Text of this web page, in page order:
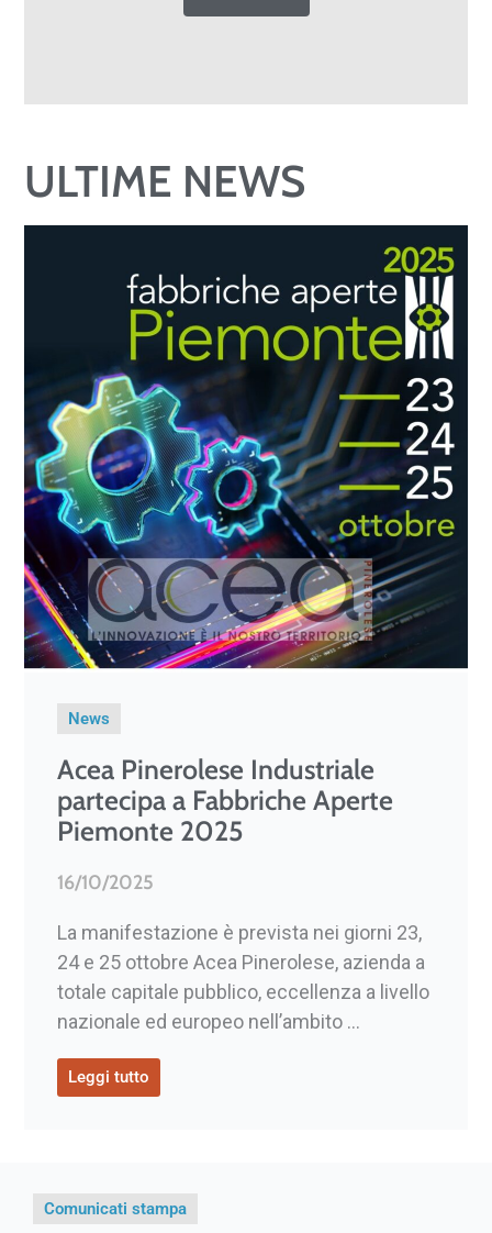
ULTIME NEWS
News
Acea Pinerolese Industriale
partecipa a Fabbriche Aperte
Piemonte 2025
16/10/2025
La manifestazione è prevista nei giorni 23,
24 e 25 ottobre Acea Pinerolese, azienda a
totale capitale pubblico, eccellenza a livello
nazionale ed europeo nell’ambito ...
Leggi tutto
Comunicati stampa